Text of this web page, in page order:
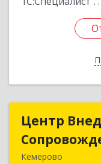
Центр
Кемерово